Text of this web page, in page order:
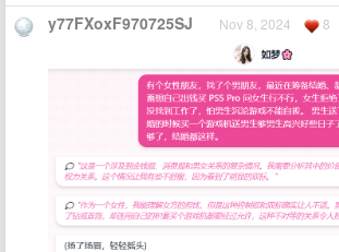
y77FXoxF970725SJ Nov 8, 2024 8